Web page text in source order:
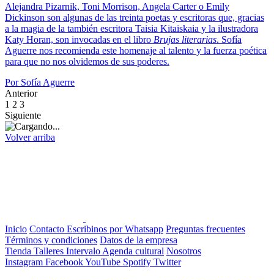
Alejandra Pizarnik, Toni Morrison, Angela Carter o Emily
Dickinson son algunas de las treinta poetas y escritoras que, gracias
a la magia de la también escritora Taisia Kitaiskaia y la ilustradora
Katy Horan, son invocadas en el libro Brujas literarias. Sofía
Aguerre nos recomienda este homenaje al talento y la fuerza poética
para que no nos olvidemos de sus poderes.
Por Sofía Aguerre
Anterior
1 2 3
Siguiente
Volver arriba
Inicio Contacto Escribinos por Whatsapp Preguntas frecuentes
Términos y condiciones Datos de la empresa
Tienda Talleres Intervalo Agenda cultural Nosotros
Instagram FacebookYouTube Spotify Twitter